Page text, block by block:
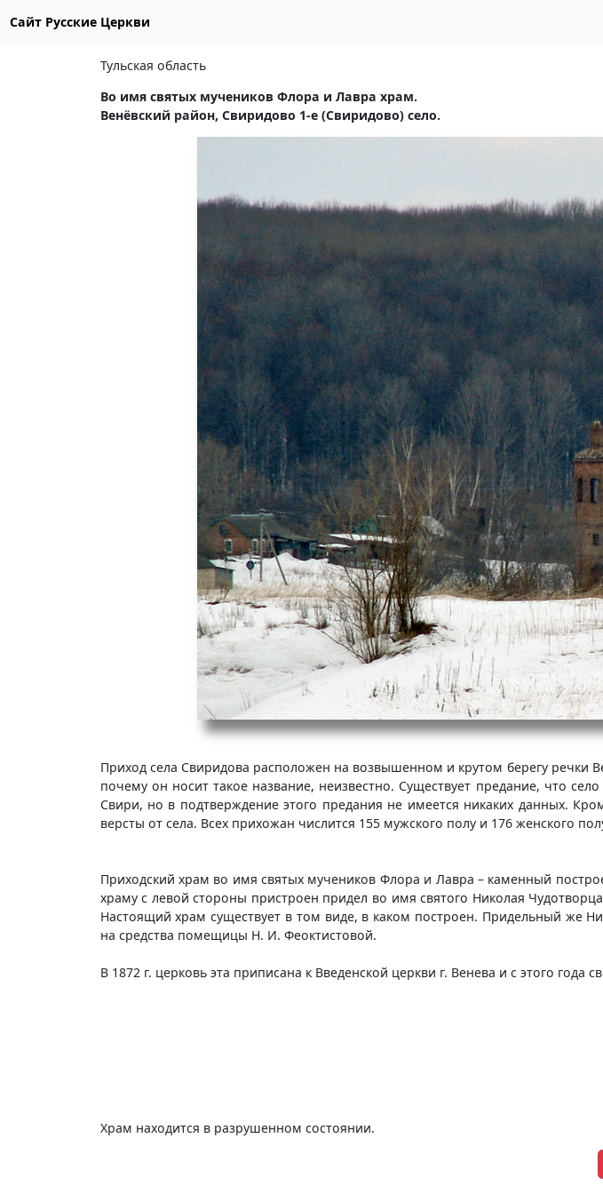
Сайт Русские Церкви
Тульская область
Во имя святых мучеников Флора и Лавра храм.
Венёвский район, Свиридово 1-е (Свиридово) село.
Приход села Свиридова расположен на возвышенном и крутом берегу речки
почему он носит такое название, неизвестно. Существует предание, что
Свири, но в подтверждение этого предания не имеется никаких данных.
версты от села. Всех прихожан числится 155 мужского полу и 176 женского
Приходский храм во имя святых мучеников Флора и Лавра – каменный
храму с левой стороны пристроен придел во имя святого Николая
Настоящий храм существует в том виде, в каком построен. Придельный же
на средства помещицы Н. И. Феоктистовой.
В 1872 г. церковь эта приписана к Введенской церкви г. Венева и с этого года
Храм находится в разрушенном состоянии.